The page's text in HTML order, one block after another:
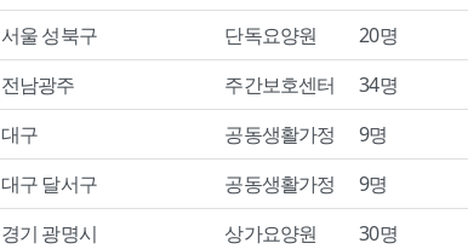
서울 성북구 단독요양원 20명
전남광주 주간보호센터 34명
대구 공동생활가정 9명
대구 달서구 공동생활가정 9명
경기 광명시 상가요양원 30명